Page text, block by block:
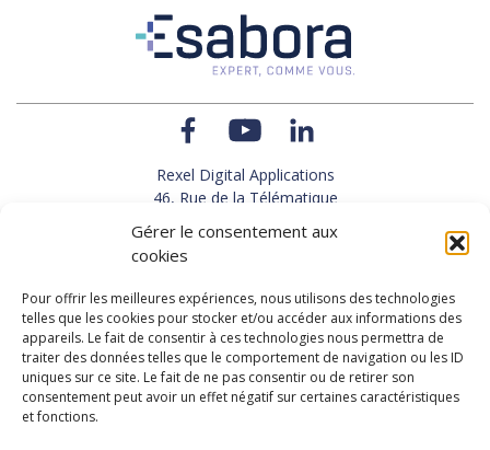
Gérer le consentement aux
cookies
Pour offrir les meilleures expériences, nous utilisons des technologies
telles que les cookies pour stocker et/ou accéder aux informations des
appareils. Le fait de consentir à ces technologies nous permettra de
traiter des données telles que le comportement de navigation ou les ID
uniques sur ce site. Le fait de ne pas consentir ou de retirer son
consentement peut avoir un effet négatif sur certaines caractéristiques
et fonctions.
Rexel Digital Applications
46, Rue de la Télématique
Le Polygone 42000 SAINT-ETIENNE
TEL : 33(0)4 77 92 28 60
FAX : 33(0)4 77 92 28 61
SUPPORT : 33(0)4 69 68 82 10
NOUS CONTACTER